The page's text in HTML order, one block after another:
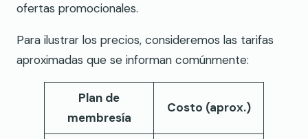
ofertas promocionales.
Para ilustrar los precios, consideremos las tarifas
aproximadas que se informan comúnmente:
Plan de
membresía
Costo (aprox.)